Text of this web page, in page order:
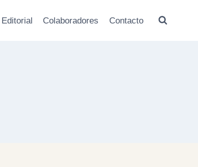
Colaboradores Contacto